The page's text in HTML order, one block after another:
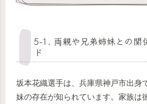
5-1. 両親や兄弟姉妹との関
ド
坂本花織選手は、兵庫県神戸市出身
妹の存在が知られています。家族は